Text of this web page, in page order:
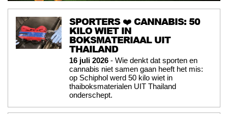
SPORTERS ❤️ CANNABIS: 50
KILO WIET IN
BOKSMATERIAAL UIT
THAILAND
16 juli 2026 - Wie denkt dat sporten en
cannabis niet samen gaan heeft het mis:
op Schiphol werd 50 kilo wiet in
thaiboksmaterialen UIT Thailand
onderschept.